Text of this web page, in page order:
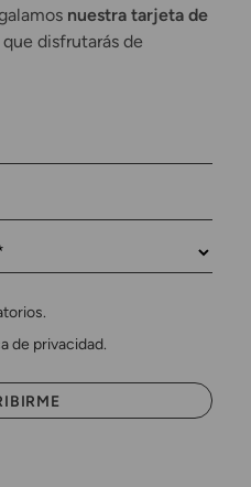
nuestra tarjeta de
que disfrutarás de
de privacidad.